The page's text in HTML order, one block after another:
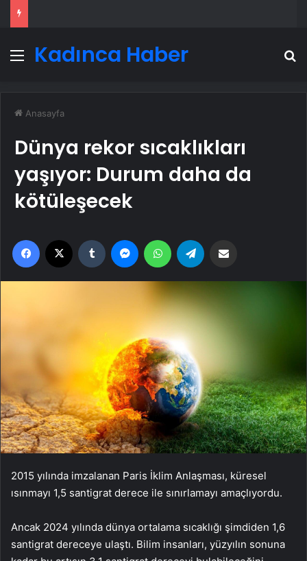
Menü
Kadınca Haber
Anasayfa
Dünya rekor sıcaklıkları
yaşıyor: Durum daha da
kötüleşecek
Facebook Tumblr MessengerWhatsApp
2015 yılında imzalanan Paris İklim Anlaşması, küresel
ısınmayı 1,5 santigrat derece ile sınırlamayı amaçlıyordu.
Ancak 2024 yılında dünya ortalama sıcaklığı şimdiden 1,6
santigrat dereceye ulaştı. Bilim insanları, yüzyılın sonuna